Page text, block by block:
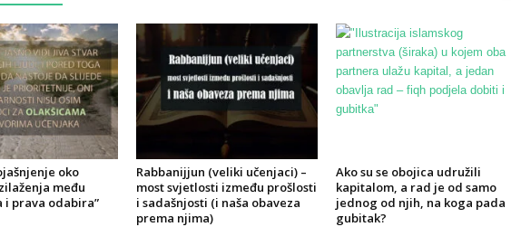
oko
među
i prava odabira”
Rabbanijjun (veliki učenjaci) –
most svjetlosti između prošlosti
i sadašnjosti (i naša obaveza
prema njima)
Ako su se obojica udružili
kapitalom, a rad je od samo
jednog od njih, na koga pada
gubitak?